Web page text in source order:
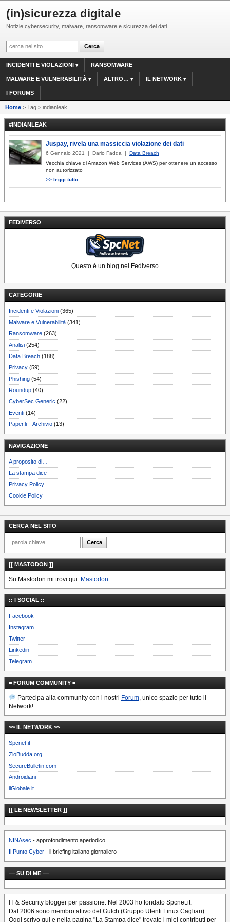
(in)sicurezza digitale
Notizie cybersecurity, malware, ransomware e sicurezza dei dati
INCIDENTI E VIOLAZIONI RANSOMWARE
MALWARE E VULNERABILITÀ ALTRO… IL NETWORK
I FORUMS
Home > Tag > indianleak
FEDIVERSO
Questo è un blog nel Fediverso
CATEGORIE
Incidenti e Violazioni (365)
Malware e Vulnerabilità (341)
Ransomware (263)
Analisi (254)
Data Breach (188)
Privacy (59)
Phishing (54)
Roundup (40)
CyberSec Generic (22)
Eventi (14)
Paper.li – Archivio (13)
NAVIGAZIONE
A proposito di…
La stampa dice
Privacy Policy
Cookie Policy
#INDIANLEAK
Juspay, rivela una massiccia violazione dei dati
6 Gennaio 2021 | Dario Fadda | Data Breach
Vecchia chiave di Amazon Web Services (AWS) per ottenere un accesso
non autorizzato
>> leggi tutto
CERCA NEL SITO
[[ MASTODON ]]
Su Mastodon mi trovi qui: Mastodon
:: I SOCIAL ::
Facebook
Instagram
Twitter
Linkedin
Telegram
= FORUM COMMUNITY =
Partecipa alla community con i nostri Forum, unico spazio per tutto il
Network!
~~ IL NETWORK ~~
Spcnet.it
ZioBudda.org
SecureBulletin.com
Androidiani
ilGlobale.it
[[ LE NEWSLETTER ]]
NINAsec - approfondimento aperiodico
Il Punto Cyber - il briefing italiano giornaliero
== SU DI ME ==
IT & Security blogger per passione. Nel 2003 ho fondato Spcnet.it.
Dal 2006 sono membro attivo del Gulch (Gruppo Utenti Linux Cagliari).
Oggi scrivo qui e nella pagina "La Stampa dice" trovate i miei contributi per